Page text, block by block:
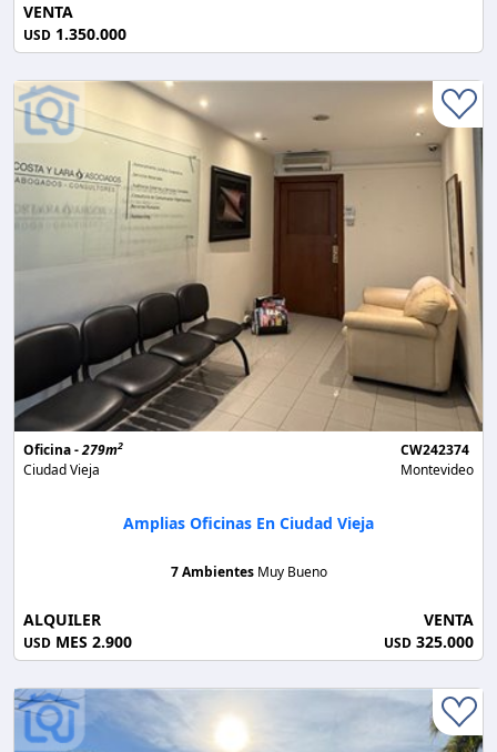
VENTA
USD 1.350.000
Oficina -279m2
Ciudad Vieja
CW242374
Montevideo
Amplias Oficinas En Ciudad Vieja
7 AmbientesMuy Bueno
ALQUILER
USD MES 2.900
VENTA
USD 325.000